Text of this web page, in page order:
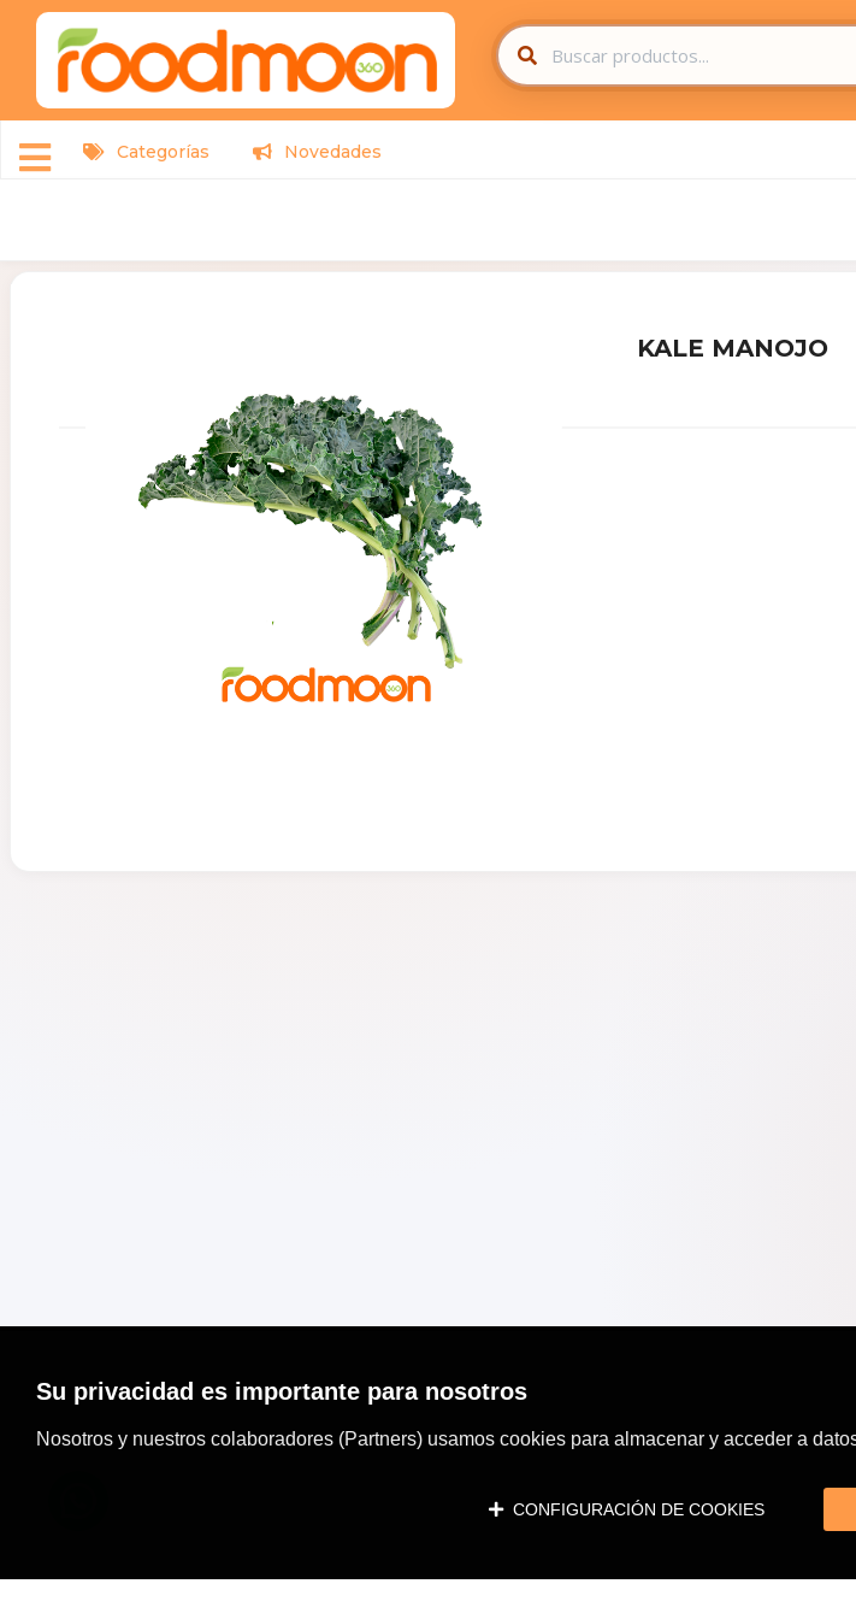
Categorías Novedades
KALE MANOJO
Su privacidad es importante para nosotros
Nosotros y nuestros colaboradores (Partners) usamos cookies para almacenar y acceder a
CONFIGURACIÓN DE COOKIES